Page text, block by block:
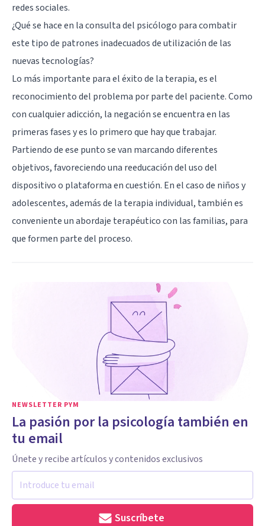
redes sociales.
¿Qué se hace en la consulta del psicólogo para combatir
este tipo de patrones inadecuados de utilización de las
nuevas tecnologías?
Lo más importante para el éxito de la terapia, es el
reconocimiento del problema por parte del paciente. Como
con cualquier adicción, la negación se encuentra en las
primeras fases y es lo primero que hay que trabajar.
Partiendo de ese punto se van marcando diferentes
objetivos, favoreciendo una reeducación del uso del
dispositivo o plataforma en cuestión. En el caso de niños y
adolescentes, además de la terapia individual, también es
conveniente un abordaje terapéutico con las familias, para
que formen parte del proceso.
NEWSLETTER PYM
La pasión por la psicología también en
tu email
Únete y recibe artículos y contenidos exclusivos
Suscríbete